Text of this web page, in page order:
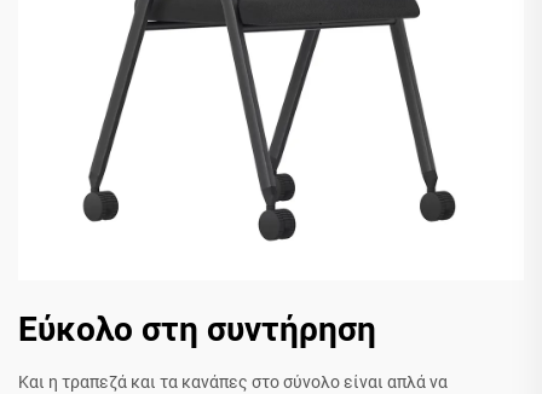
Εύκολο στη συντήρηση
Και η τραπεζά και τα κανάπες στο σύνολο είναι απλά να